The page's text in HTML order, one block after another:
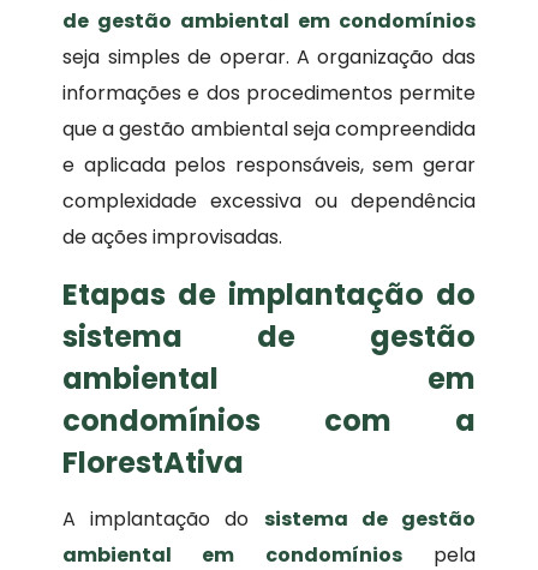
de gestão ambiental em condomínios
seja simples de operar. A organização das
informações e dos procedimentos permite
que a gestão ambiental seja compreendida
e aplicada pelos responsáveis, sem gerar
complexidade excessiva ou dependência
de ações improvisadas.
Etapas de implantação do
sistema de gestão
ambiental em
condomínios com a
FlorestAtiva
A implantação do sistema de gestão
ambiental em condomíniospela